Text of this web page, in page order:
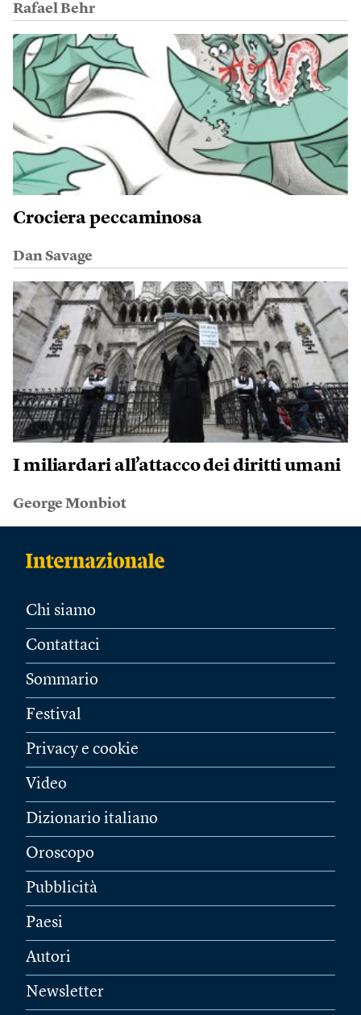
Rafael Behr
Crociera peccaminosa
Dan Savage
I miliardari all’attacco dei diritti umani
George Monbiot
Chi siamo
Contattaci
Sommario
Festival
Privacy e cookie
Video
Dizionario italiano
Oroscopo
Pubblicità
Paesi
Autori
Newsletter